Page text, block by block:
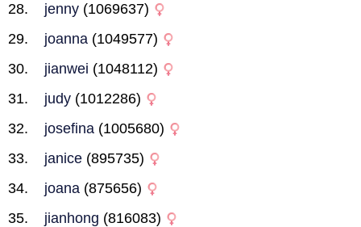
jenny (1069637)
joanna (1049577)
jianwei (1048112)
judy (1012286)
josefina (1005680)
janice (895735)
joana (875656)
jianhong (816083)